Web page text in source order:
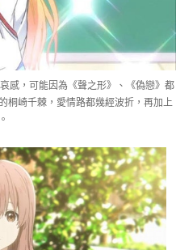
感，可能因為《聲之形》、《偽戀》都
桐崎千棘，愛情路都幾經波折，再加上